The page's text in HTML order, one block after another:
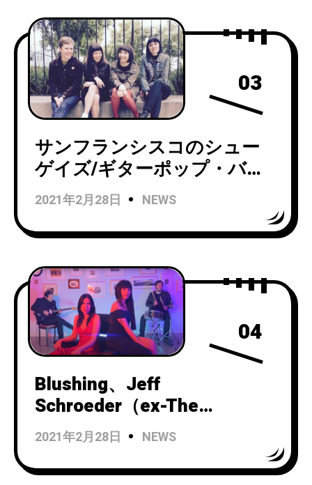
03
サンフランシスコのシュー
ゲイズ/ギターポップ・バン
ドSeabliteが日本デビュー・
アルバムを3月25日にリリー
ス！
2021年2月28日 NEWS
04
Blushing、Jeff
Schroeder（ex-The
Smashing Pumpkins）が参
加したシングル「Seafoam」
のMV公開！
2021年2月28日 NEWS